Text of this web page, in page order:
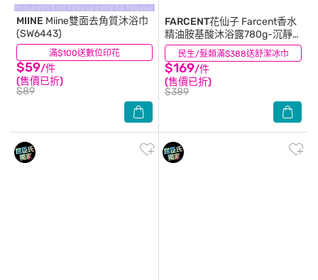
滿$100送數位印花
MIINE Miine雙面去角質沐浴巾
(SW6443)
$59/件
(售價已折)
$89
(12) 民生/髮類滿$388送舒潔冰巾
FARCENT花仙子 Farcent香水
精油胺基酸沐浴露780g-沉靜
麝香
$169/件
(售價已折)
$389
(0)